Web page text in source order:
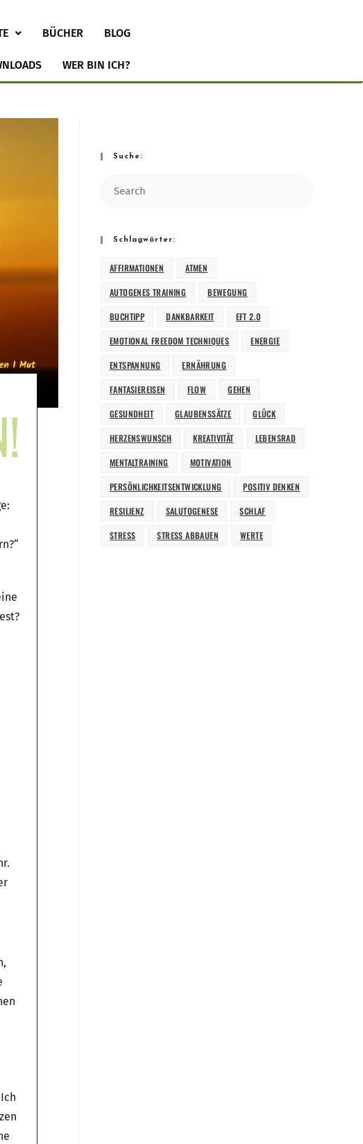
BÜCHER BLOG
WER BIN ICH?
Suche:
Schlagwörter:
AFFIRMATIONEN ATMEN
AUTOGENES TRAINING BEWEGUNG
BUCHTIPP DANKBARKEIT EFT 2.0
EMOTIONAL FREEDOM TECHNIQUES ENERGIE
ENTSPANNUNG ERNÄHRUNG
FANTASIEREISEN FLOW GEHEN
GESUNDHEIT GLAUBENSSÄTZE GLÜCK
HERZENSWUNSCH KREATIVITÄT LEBENSRAD
MENTALTRAINING MOTIVATION
PERSÖNLICHKEITSENTWICKLUNG POSITIV DENKEN
RESILIENZ SALUTOGENESE SCHLAF
STRESS STRESS ABBAUEN WERTE